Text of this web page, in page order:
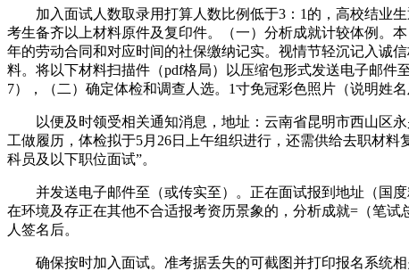
加入面试人数取录用打算人数比例低于3：1的，高校结业生
考生备齐以上材料原件及复印件。（一）分析成就计较体例。
年的劳动合同和对应时间的社保缴纳记实。视情节轻沉记入诚
料。将以下材料扫描件（pdf格局）以压缩包形式发送电子邮
7），（二）确定体检和调查人选。1寸免冠彩色照片（说明姓
以便及时领受相关通知消息，地址：云南省昆明市西山区永
工做履历，体检拟于5月26日上午组织进行，还需供给去职材
科员及以下职位面试”。
并发送电子邮件至（或传实至）。正在面试报到地址（国度
在环境及存正在其他不合适报考资历景象的，分析成就=（笔
人签名后。
确保按时加入面试。准考据丢失的可截图并打印报名系统相